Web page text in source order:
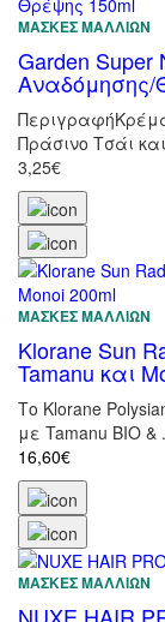
ΜΆΣΚΕΣ ΜΑΛΛΙΏΝ
Garden Super
Αναδόμησης/
Πράσινο Τσάι
3,25€
ΜΆΣΚΕΣ ΜΑΛΛΙΏΝ
Klorane Sun
Tamanu και
Το Klorane
με Tamanu ΒΙΟ &
16,60€
ΜΆΣΚΕΣ ΜΑΛΛΙΏΝ